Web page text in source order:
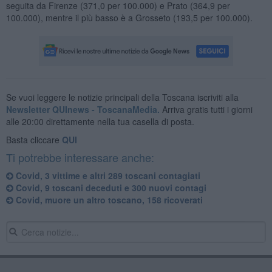
seguita da Firenze (371,0 per 100.000) e Prato (364,9 per
100.000), mentre il più basso è a Grosseto (193,5 per 100.000).
Se vuoi leggere le notizie principali della Toscana iscriviti alla
Newsletter QUInews - ToscanaMedia. Arriva gratis tutti i giorni
alle 20:00 direttamente nella tua casella di posta.
Basta cliccare QUI
Ti potrebbe interessare anche:
Covid, 3 vittime e altri 289 toscani contagiati
Covid, 9 toscani deceduti e 300 nuovi contagi
Covid, muore un altro toscano, 158 ricoverati